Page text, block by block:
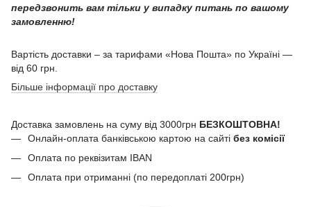
передзвонить вам тільки у випадку питань по вашому
замовленню!
Вартість доставки – за тарифами «Нова Пошта» по Україні —
від 60 грн.
Більше інформації про доставку
Доставка замовлень на суму від 3000грн БЕЗКОШТОВНА!
Онлайн-оплата банківською картою на сайті без комісії
Оплата по реквізитам IBAN
Оплата при отриманні (по передоплаті 200грн)